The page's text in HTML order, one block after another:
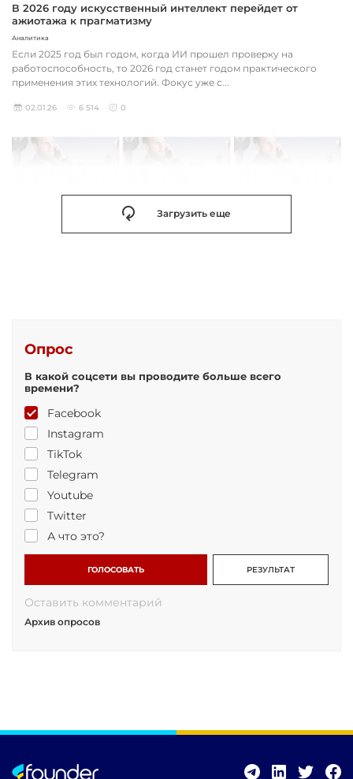
В 2026 году искусственный интеллект перейдет от
ажиотажа к прагматизму
Аналитика
Если 2025 год был годом, когда ИИ прошел проверку на
работоспособность, то 2026 год станет годом практического
применения этих технологий. Фокус уже с...
02.01.26 6 514 0
Загрузить еще
Опрос
В какой соцсети вы проводите больше всего
времени?
Facebook
Instagram
TikTok
Telegram
Youtube
Twitter
А что это?
ГОЛОСОВАТЬ РЕЗУЛЬТАТ
Оставить комментарий
Архив опросов